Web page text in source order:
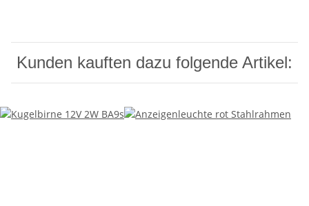
Kunden kauften dazu folgende Artikel: